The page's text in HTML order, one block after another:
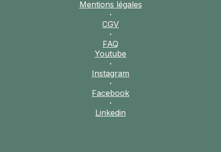
Mentions légales
·
CGV
·
FAQ
Youtube
·
Instagram
·
Facebook
·
Linkedin